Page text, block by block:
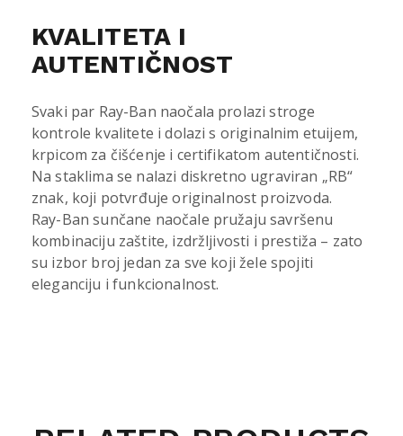
KVALITETA I
AUTENTIČNOST
Svaki par Ray-Ban naočala prolazi stroge
kontrole kvalitete i dolazi s originalnim etuijem,
krpicom za čišćenje i certifikatom autentičnosti.
Na staklima se nalazi diskretno ugraviran „RB“
znak, koji potvrđuje originalnost proizvoda.
Ray-Ban sunčane naočale pružaju savršenu
kombinaciju zaštite, izdržljivosti i prestiža – zato
su izbor broj jedan za sve koji žele spojiti
eleganciju i funkcionalnost.